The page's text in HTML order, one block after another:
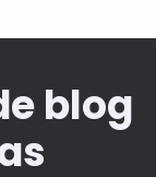
blog